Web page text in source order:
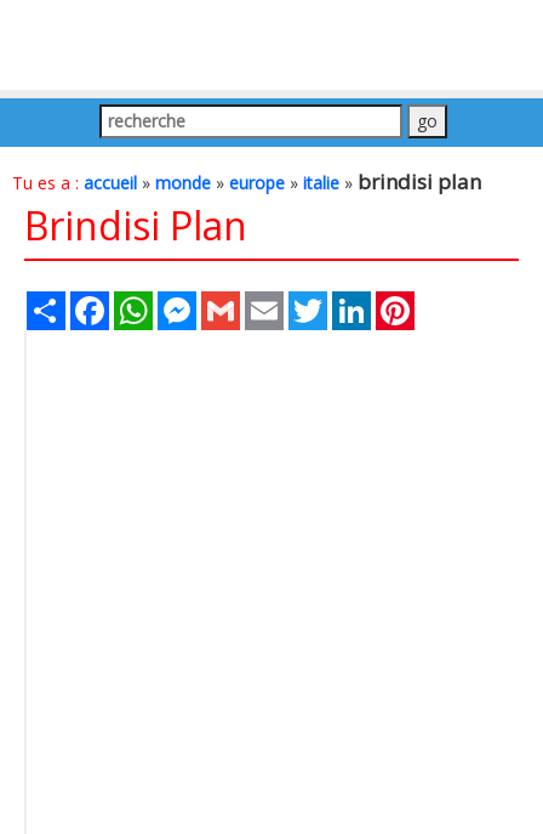
Tu es a : accueil » monde » europe » italie » brindisi plan
Brindisi Plan
Share FacebookWhatsAppMessenger
Gmail Email TwitterLinkedIn